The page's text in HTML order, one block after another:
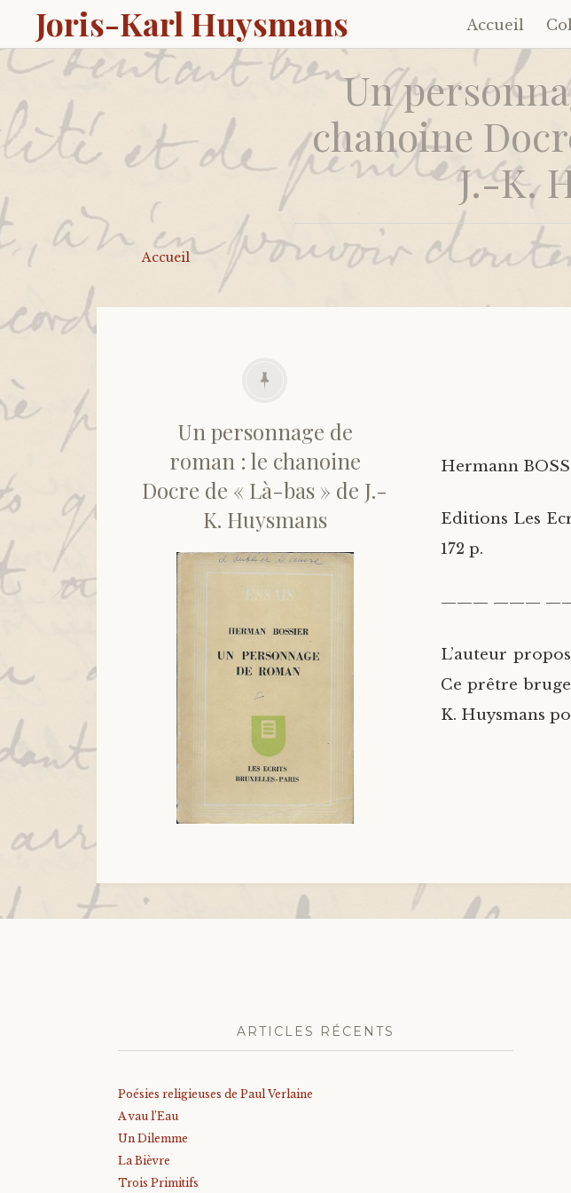
Joris-Karl Huysmans
Accéder
au
contenu
principal
Accueil
Un
chanoine
J.-K.
Accueil
Un personnage de
roman : le chanoine
Docre de « Là-bas » de J.-
K. Huysmans
Hermann
Editions Les
172 p.
——— ———
L’auteur
Ce prêtre
K. Huysmans
ARTICLES RÉCENTS
Poésies religieuses de Paul Verlaine
A vau l’Eau
Un Dilemme
La Bièvre
Trois Primitifs